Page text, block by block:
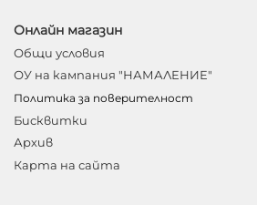
Онлайн магазин
Общи условия
ОУ на кампания "НАМАЛЕНИЕ"
Политика за поверителност
Бисквитки
Архив
Карта на сайта